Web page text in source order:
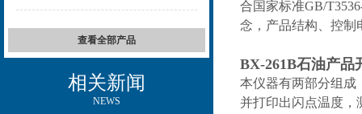
查看全部产品
相关新闻
NEWS
合国家标准GB/
念，产品结构、控制
BX-261B石油产品
本仪器有两部分组成
并打印出闪点温度，